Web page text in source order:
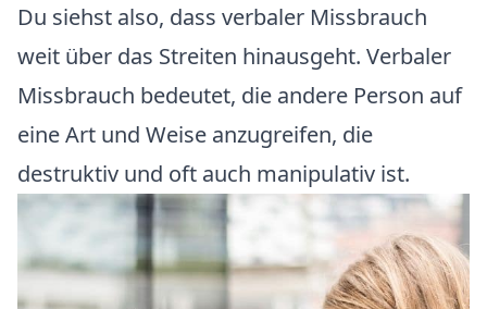
Du siehst also, dass verbaler Missbrauch
weit über das Streiten hinausgeht. Verbaler
Missbrauch bedeutet, die andere Person auf
eine Art und Weise anzugreifen, die
destruktiv und oft auch manipulativ ist.